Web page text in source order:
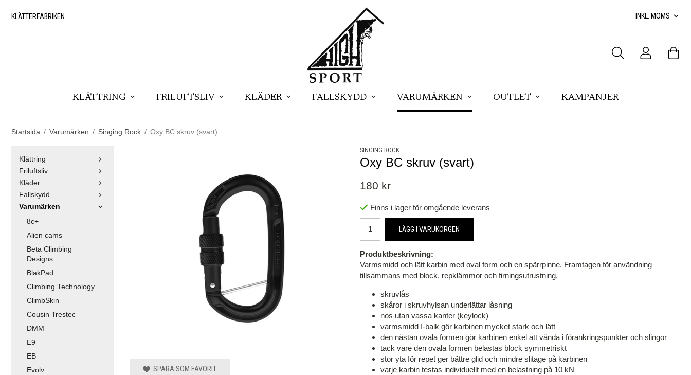
KLÄTTERFABRIKEN
KLÄTTRING FRILUFTSLIV KLÄDER FALLSKYDD VARUMÄRKEN OUTLET KAMPANJER
Startsida / Varumärken / Singing Rock / Oxy BC skruv (svart)
Klättring
Friluftsliv
Kläder
Fallskydd
Varumärken
8c+
Alien cams
Beta Climbing
Designs
BlakPad
Climbing Technology
ClimbSkin
Cousin Trestec
DMM
E9
EB
Evolv
SINGING ROCK
Oxy BC skruv (svart)
180 kr
Finns i lager för omgående leverans
LÄGG I VARUKORGEN
Produktbeskrivning:
Varmsmidd och lätt karbin med oval form och en spärrpinne. Framtagen för användning
tillsammans med block, repklämmor och firningsutrustning.
skruvlås
skåror i skruvhylsan underlättar låsning
nos utan vassa kanter (keylock)
varmsmidd I-balk gör karbinen mycket stark och lätt
den nästan ovala formen gör karbinen enkel att vända i förankringspunkter och slingor
tack vare den ovala formen belastas block symmetriskt
stor yta för repet ger bättre glid och mindre slitage på karbinen
varje karbin testas individuellt med en belastning på 10 kN
SPARA SOM FAVORIT